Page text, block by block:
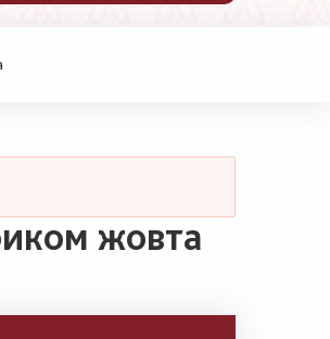
жовта